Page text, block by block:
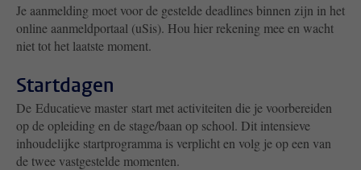
Je aanmelding moet voor de gestelde deadlines binnen zijn in het
online aanmeldportaal (uSis). Hou hier rekening mee en wacht
niet tot het laatste moment.
Startdagen
De Educatieve master start met activiteiten die je voorbereiden
op de opleiding en de stage/baan op school. Dit intensieve
inhoudelijke startprogramma is verplicht en volg je op een van
de twee vastgestelde momenten.